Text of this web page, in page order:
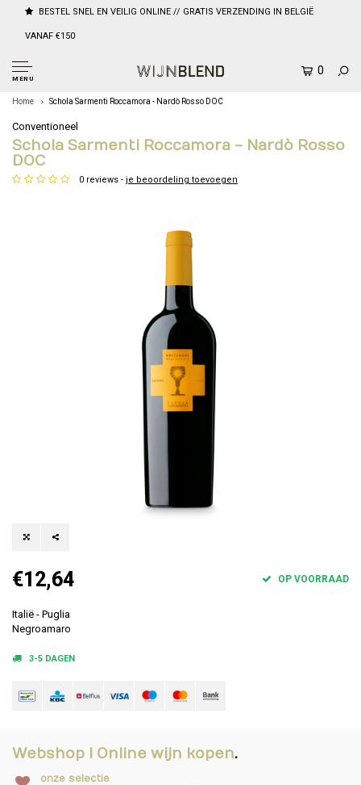
BESTEL SNEL EN VEILIG ONLINE // GRATIS VERZENDING IN BELGIË
VANAF €150
MENU
0
Home Schola Sarmenti Roccamora - Nardò Rosso DOC
Conventioneel
Schola Sarmenti Roccamora - Nardò Rosso
DOC
0 reviews - je beoordeling toevoegen
€12,64 OP VOORRAAD
Italië - Puglia
Negroamaro
3-5 DAGEN
Webshop I Online wijn kopen.
onze selectie